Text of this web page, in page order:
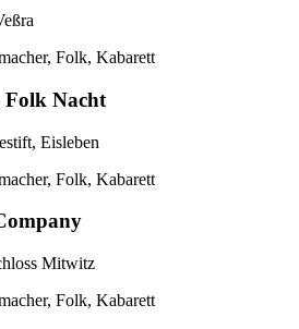
Folk, Kabarett
Folk Nacht
Eisleben
Folk, Kabarett
Mitwitz
Folk, Kabarett